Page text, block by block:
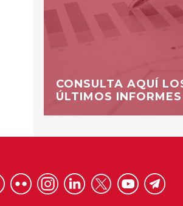
CONSULTA AQUÍ
ÚLTIMOS INFORMES